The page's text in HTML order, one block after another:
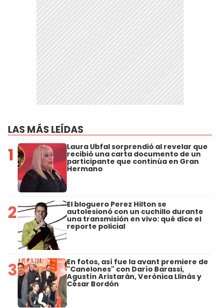
LAS MÁS LEÍDAS
1 Laura Ubfal sorprendió al revelar que
recibió una carta documento de un
participante que continúa en Gran
Hermano
2 El bloguero Perez Hilton se
autolesionó con un cuchillo durante
una transmisión en vivo: qué dice el
reporte policial
3 En fotos, así fue la avant premiere de
"Canelones" con Darío Barassi,
Agustín Aristarán, Verónica Llinás y
César Bordón